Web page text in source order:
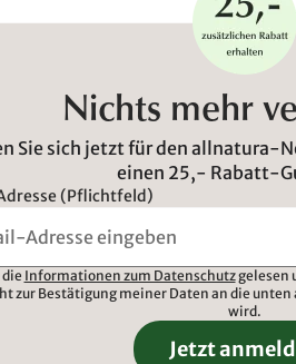
Nichts mehr
Sie sich jetzt für den allnatura-
einen 25,- Rabatt-
(Pflichtfeld)
die Informationen zum Datenschutzgelesen
zur Bestätigung meiner Daten an die
wird.
Jetzt